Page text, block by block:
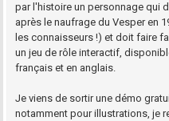
par l'histoire un personnage qui
après le naufrage du Vesper en
les connaisseurs !) et doit faire
un jeu de rôle interactif,
français et en anglais.
Je viens de sortir une démo
notamment pour illustrations, je